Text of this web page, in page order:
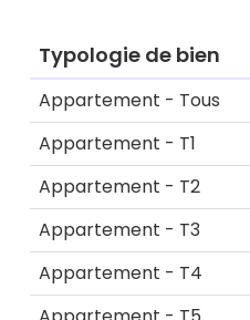
Typologie de bien
Appartement - Tous
Appartement - T1
Appartement - T2
Appartement - T3
Appartement - T4